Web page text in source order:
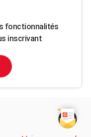
fonctionnalités
inscrivant